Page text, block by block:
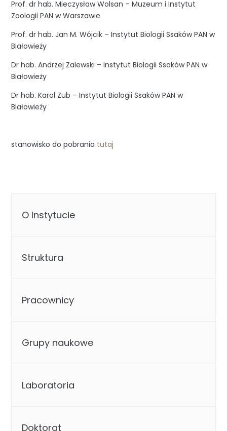
Prof. dr hab. Mieczysław Wolsan – Muzeum i Instytut
Zoologii PAN w Warszawie
Prof. dr hab. Jan M. Wójcik – Instytut Biologii Ssaków PAN w
Białowieży
Dr hab. Andrzej Zalewski – Instytut Biologii Ssaków PAN w
Białowieży
Dr hab. Karol Zub – Instytut Biologii Ssaków PAN w
Białowieży
stanowisko do pobrania tutaj
O Instytucie
Struktura
Pracownicy
Grupy naukowe
Laboratoria
Doktorat